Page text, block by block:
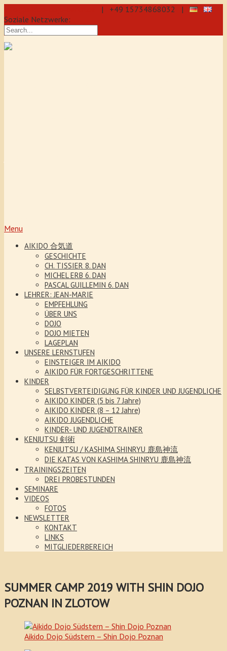
| +49 15734868032 |
Soziale Netzwerke:
Menu
AIKIDO 合気道
GESCHICHTE
CH. TISSIER 8. DAN
MICHEL ERB 6. DAN
PASCAL GUILLEMIN 6. DAN
LEHRER: JEAN-MARIE
EMPFEHLUNG
ÜBER UNS
DOJO
DOJO MIETEN
LAGEPLAN
UNSERE LERNSTUFEN
EINSTEIGER IM AIKIDO
AIKIDO FÜR FORTGESCHRITTENE
KINDER
SELBSTVERTEIDIGUNG FÜR KINDER UND JUGENDLICHE
AIKIDO KINDER (5 bis 7 Jahre)
AIKIDO KINDER (8 – 12 Jahre)
AIKIDO JUGENDLICHE
KINDER- UND JUGENDTRAINER
KENJUTSU 剣術
KENJUTSU / KASHIMA SHINRYU 鹿島神流
DIE KATAS VON KASHIMA SHINRYU 鹿島神流
TRAININGSZEITEN
DREI PROBESTUNDEN
SEMINARE
VIDEOS
FOTOS
NEWSLETTER
KONTAKT
LINKS
MITGLIEDERBEREICH
SUMMER CAMP 2019 WITH SHIN DOJO
POZNAN IN ZLOTOW
Aikido Dojo Südstern – Shin Dojo Poznan